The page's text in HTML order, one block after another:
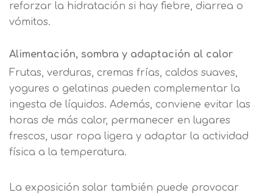
reforzar la hidratación si hay fiebre, diarrea o
vómitos.
Alimentación, sombra y adaptación al calor
Frutas, verduras, cremas frías, caldos suaves,
yogures o gelatinas pueden complementar la
ingesta de líquidos. Además, conviene evitar las
horas de más calor, permanecer en lugares
frescos, usar ropa ligera y adaptar la actividad
física a la temperatura.
La exposición solar también puede provocar